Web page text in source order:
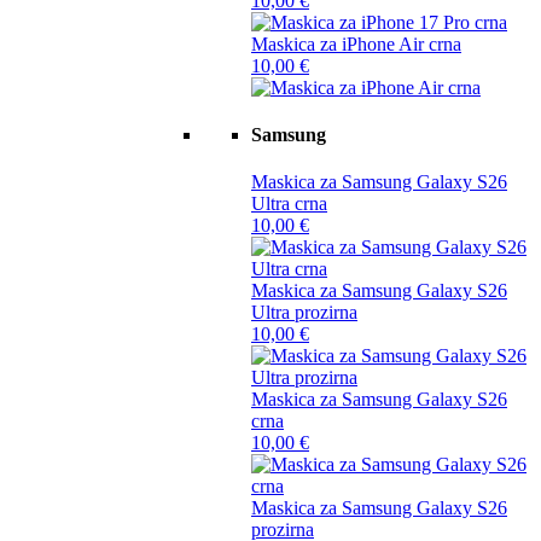
Maskica za iPhone Air crna
10,00 €
Samsung
Maskica za Samsung Galaxy S26
Ultra crna
10,00 €
Maskica za Samsung Galaxy S26
Ultra prozirna
10,00 €
Maskica za Samsung Galaxy S26
crna
10,00 €
Maskica za Samsung Galaxy S26
prozirna